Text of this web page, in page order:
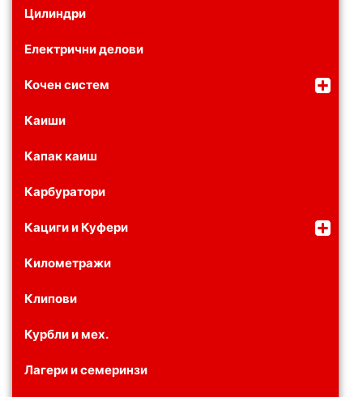
Цилиндри
Електрични делови
Кочен систем
Каиши
Капак каиш
Карбуратори
Кациги и Куфери
Километражи
Клипови
Курбли и мех.
Лагери и семеринзи